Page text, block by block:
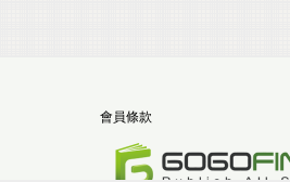
會員條款